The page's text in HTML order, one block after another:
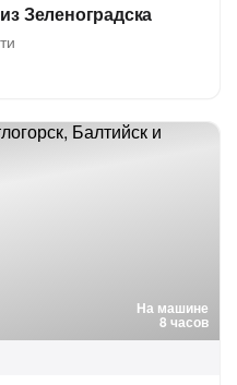
Зеленоградска
На машине
8 часов